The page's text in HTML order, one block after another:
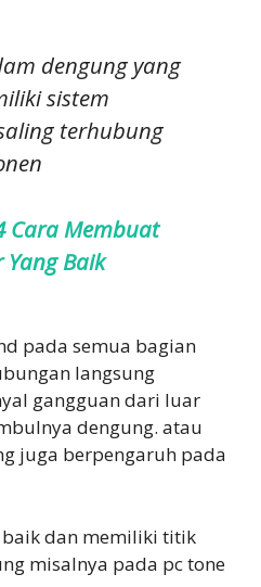
dengung yang
sistem
terhubung
Cara Membuat
Baik
pada semua bagian
langsung
gangguan dari luar
dengung. atau
juga berpengaruh pada
dan memiliki titik
misalnya pada pc tone